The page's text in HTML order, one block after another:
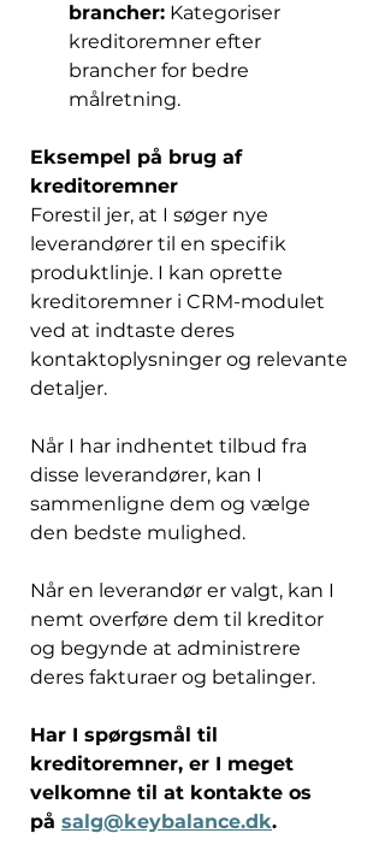
brancher: Kategoriser
kreditoremner efter
brancher for bedre
målretning.
Eksempel på brug af
kreditoremner
Forestil jer, at I søger nye
leverandører til en specifik
produktlinje. I kan oprette
kreditoremner i CRM-modulet
ved at indtaste deres
kontaktoplysninger og relevante
detaljer.
Når I har indhentet tilbud fra
disse leverandører, kan I
sammenligne dem og vælge
den bedste mulighed.
Når en leverandør er valgt, kan I
nemt overføre dem til kreditor
og begynde at administrere
deres fakturaer og betalinger.
Har I spørgsmål til
kreditoremner, er I meget
velkomne til at kontakte os
på salg@keybalance.dk.